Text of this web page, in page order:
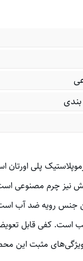
پلی اورتان
چرم مصنوعی است
جنس رویه ضد آب
است. کفی قابل
ویژگی‌های مثبت این